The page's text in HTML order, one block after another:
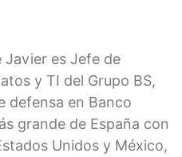
Javier es Jefe de
y TI del Grupo BS,
defensa en Banco
grande de España con
Unidos y México,